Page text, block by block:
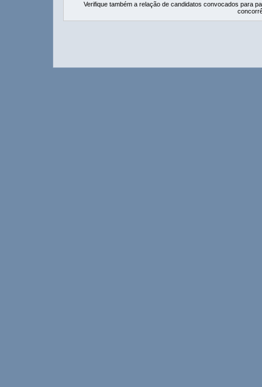
Verifique também a relação de candidatos convocados para